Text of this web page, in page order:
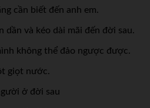
cần biết đến anh em.
và kéo dài mãi đến đời sau.
không thể đảo ngược được.
giọt nước.
ở đời sau